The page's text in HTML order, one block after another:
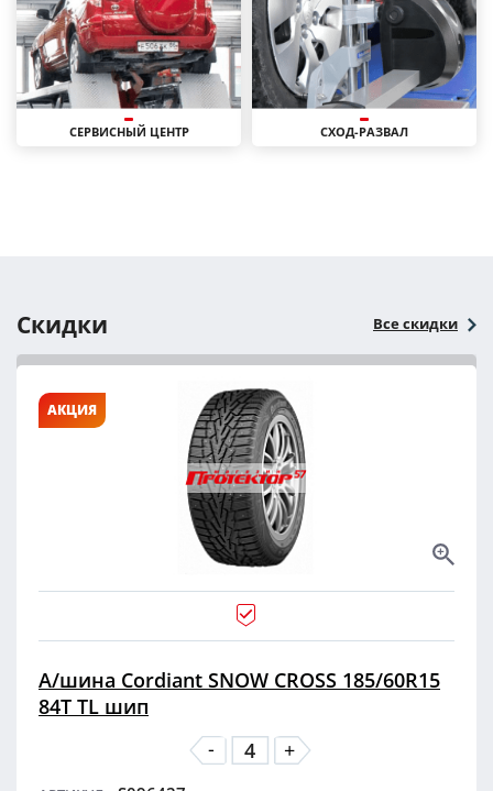
СЕРВИСНЫЙ ЦЕНТР СХОД-РАЗВАЛ
Скидки Все скидки
АКЦИЯ
А/шина Cordiant SNOW CROSS 185/60R15
84T TL шип
-
+